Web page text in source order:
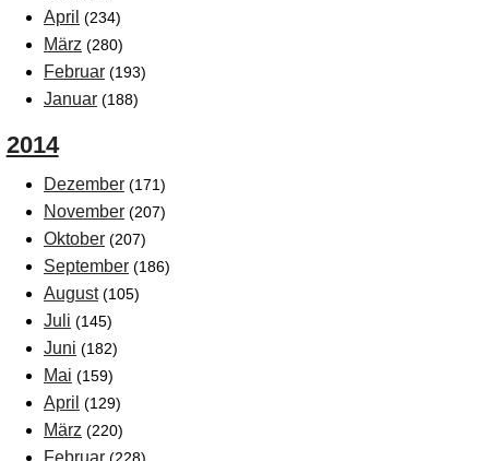
April (234)
März (280)
Februar (193)
Januar (188)
2014
Dezember (171)
November (207)
Oktober (207)
September (186)
August (105)
Juli (145)
Juni (182)
Mai (159)
April (129)
März (220)